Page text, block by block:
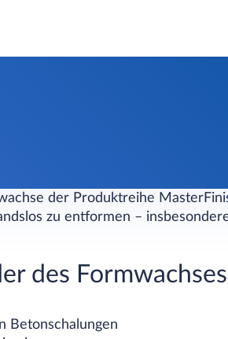
der Produktreihe
zu entformen –
des
Betonschalungen